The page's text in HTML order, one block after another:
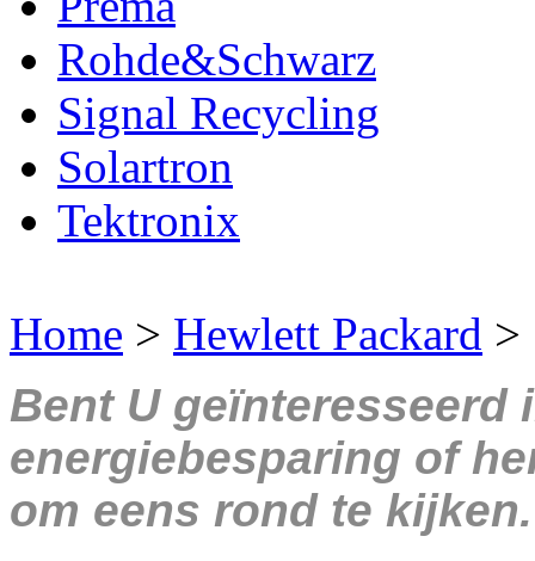
Rohde&Schwarz
Signal Recycling
Solartron
Tektronix
Home > Hewlett Packard >
Bent U geïnteresseerd
energiebesparing of
om eens rond te kijken.